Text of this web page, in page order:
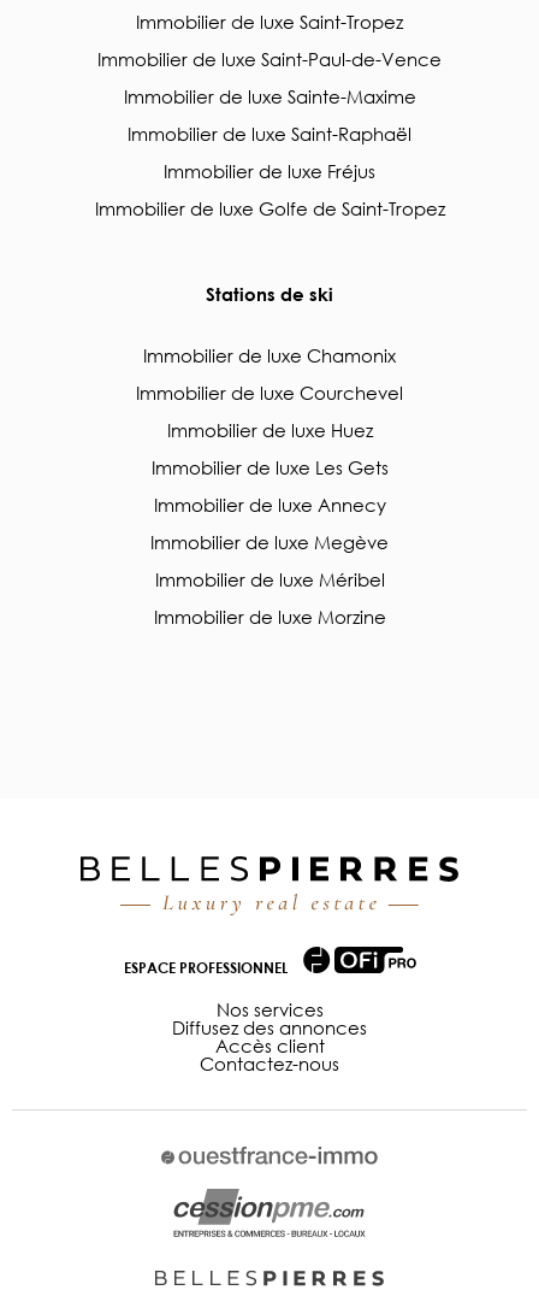
Immobilier de luxe Saint-Tropez
Immobilier de luxe Saint-Paul-de-Vence
Immobilier de luxe Sainte-Maxime
Immobilier de luxe Saint-Raphaël
Immobilier de luxe Fréjus
Immobilier de luxe Golfe de Saint-Tropez
Stations de ski
Immobilier de luxe Chamonix
Immobilier de luxe Courchevel
Immobilier de luxe Huez
Immobilier de luxe Les Gets
Immobilier de luxe Annecy
Immobilier de luxe Megève
Immobilier de luxe Méribel
Immobilier de luxe Morzine
ESPACE PROFESSIONNEL
Nos services
Diffusez des annonces
Accès client
Contactez-nous